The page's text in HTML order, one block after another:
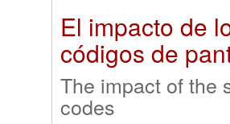
El impacto de
códigos de
The impact of the
codes